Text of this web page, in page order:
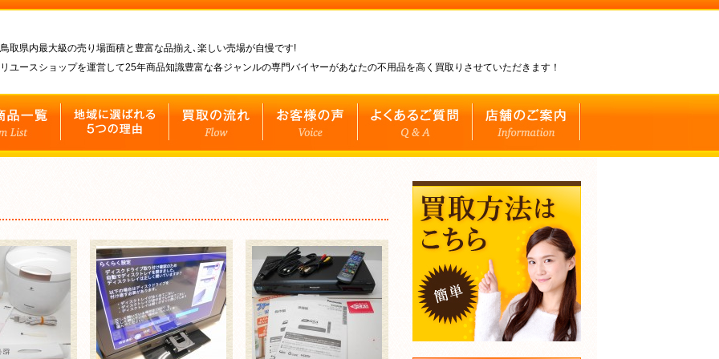
鳥取県内最大級の売り場面積と豊富な品揃え､楽しい売場が自慢です!
リユースショップを運営して25年商品知識豊富な各ジャンルの専門バイヤーがあなたの不用品を高く買取りさせていただきます！